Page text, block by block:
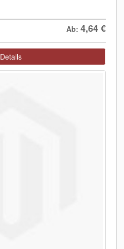
Ab: 4,64€
Details